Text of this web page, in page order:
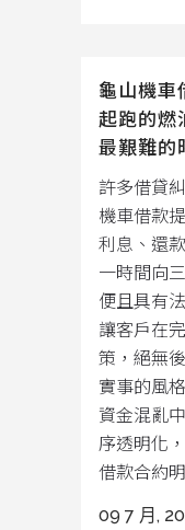
龜山機車
起跑的燃
最艱難的
許多借貸
機車借款
利息、還
一時間向
便且具有
讓客戶在
策，絕無
實事的風
資金混亂
序透明化
借款合約
09 7 月,